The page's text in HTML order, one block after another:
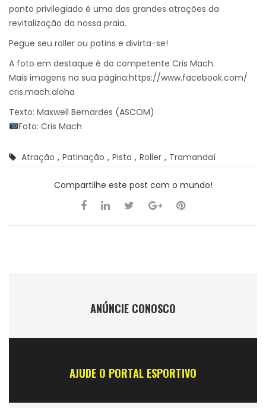
ponto privilegiado é uma das grandes atrações da
revitalização da nossa praia.
Pegue seu roller ou patins e divirta-se!
A foto em destaque é do competente Cris Mach.
Mais imagens na sua página:https://www.facebook.com/
cris.mach.aloha
Texto: Maxwell Bernardes (ASCOM)
Foto: Cris Mach
Atração , Patinação , Pista , Roller , Tramandaí
Compartilhe este post com o mundo!
ANÚNCIE CONOSCO
AJUDE O PORTAL ESPORTIVO